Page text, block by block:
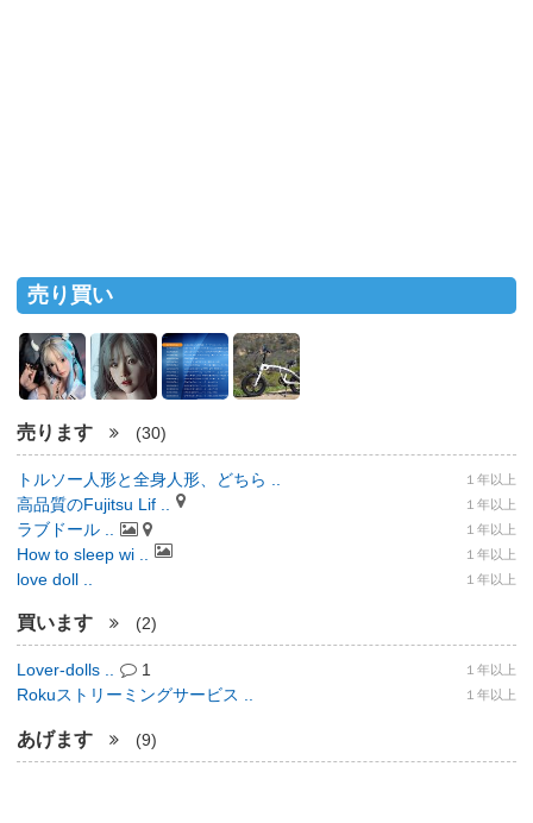
売り買い
売ります (30)
トルソー人形と全身人形、どちら .. １年以上
高品質のFujitsu Lif .. １年以上
ラブドール .. １年以上
How to sleep wi .. １年以上
love doll .. １年以上
買います (2)
Lover-dolls .. 1 １年以上
Rokuストリーミングサービス .. １年以上
あげます (9)